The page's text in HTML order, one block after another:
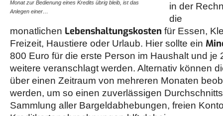
Monat zur Bedienung eines Kredits übrig bleib, ist das
Anlegen einer…
in der
die
monatlichen Lebenshaltungskosten für Essen,
Freizeit, Haustiere oder Urlaub. Hier sollte ein
800 Euro für die erste Person im Haushalt und je
weitere veranschlagt werden. Alternativ können
über einen Zeitraum von mehreren Monaten
werden, um so einen zuverlässigen
Sammlung aller Bargeldabhebungen, freien